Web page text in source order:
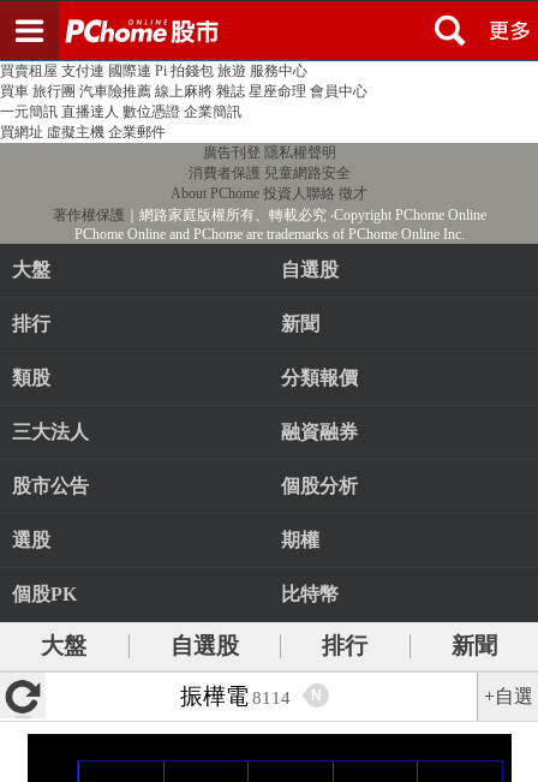
PChome首頁 線上購物 24h購物 書店
買賣租屋 支付連 國際連 Pi 拍錢包 旅遊 服務中心
買車 旅行團 汽車險推薦 線上麻將 雜誌 星座命理 會員中心
一元簡訊 直播達人 數位憑證 企業簡訊
買網址 虛擬主機 企業郵件
廣告刊登 隱私權聲明
消費者保護 兒童網路安全
About PChome 投資人聯絡 徵才
著作權保護 ｜網路家庭版權所有、轉載必究‧Copyright PChome Online
PChome Online and PChome are trademarks of PChome Online Inc.
大盤 自選股
排行 新聞
類股 分類報價
三大法人 融資融券
股市公告 個股分析
選股 期權
個股PK 比特幣
大盤 自選股 排行
新聞
振樺電 8114 N +自選